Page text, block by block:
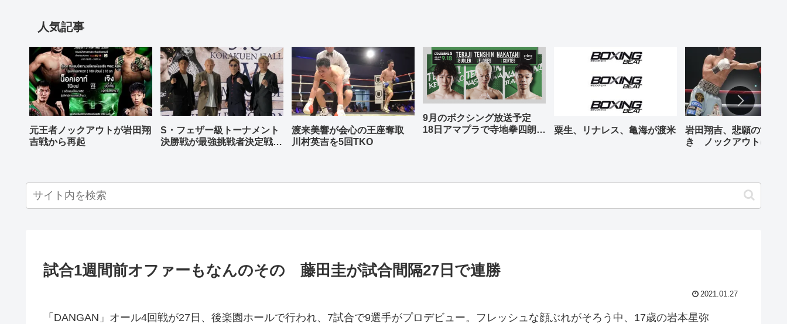
人気記事
元王者ノックアウトが岩田翔
吉戦から再起
S・フェザー級トーナメント
決勝戦が最強挑戦者決定戦兼
渡来美響が会心の王座奪取
川村英吉を5回TKO
9月のボクシング放送予定
18日アマプラで寺地拳四朗、
粟生、リナレス、亀海が渡米
岩田翔吉、悲願の世界
き ノックアウトに8回
試合1週間前オファーもなんのその 藤田圭が試合間隔27日で連勝
2021.01.27
「DANGAN」オール4回戦が27日、後楽園ホールで行われ、7試合で9選手がプロデビュー。フレッシュな顔ぶれがそろう中、17歳の岩本星弥